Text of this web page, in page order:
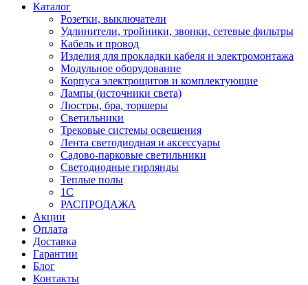
Каталог
Розетки, выключатели
Удлинители, тройники, звонки, сетевые фильтры
Кабель и провод
Изделия для прокладки кабеля и электромонтажа
Модульное оборудование
Корпуса электрощитов и комплектующие
Лампы (источники света)
Люстры, бра, торшеры
Светильники
Трековые системы освещения
Лента светодиодная и аксессуары
Садово-парковые светильники
Светодиодные гирлянды
Теплые полы
1С
РАСПРОДАЖА
Акции
Оплата
Доставка
Гарантии
Блог
Контакты